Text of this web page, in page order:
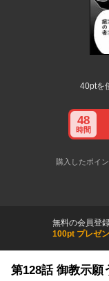
40ptを
48
時間
購入したポイ
無料の会員登
100pt プレゼン
第128話 御教示願